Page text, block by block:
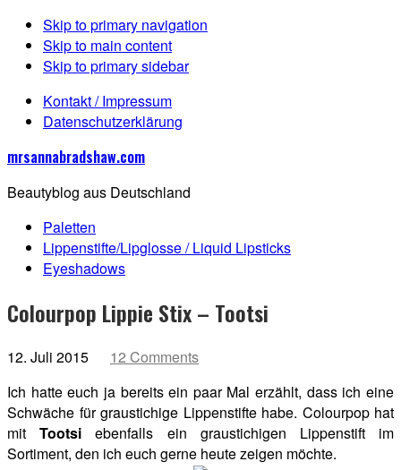
Skip to primary navigation
Skip to main content
Skip to primary sidebar
Kontakt / Impressum
Datenschutzerklärung
mrsannabradshaw.com
Beautyblog aus Deutschland
Paletten
Lippenstifte/Lipglosse / Liquid Lipsticks
Eyeshadows
Colourpop Lippie Stix – Tootsi
12. Juli 2015
12 Comments
Ich hatte euch ja bereits ein paar Mal erzählt, dass ich eine
Schwäche für graustichige Lippenstifte habe. Colourpop hat
mitTootsiebenfalls ein graustichigen Lippenstift im
Sortiment, den ich euch gerne heute zeigen möchte.